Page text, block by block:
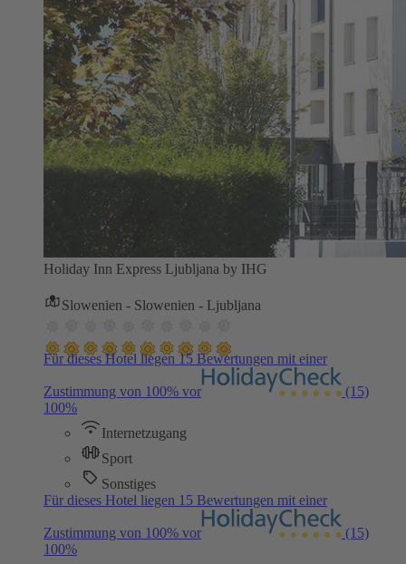
Holiday Inn Express Ljubljana by IHG
Slowenien - Slowenien - Ljubljana
Für dieses Hotel liegen 15 Bewertungen mit einer
Zustimmung von 100% vor
(15)
100%
Internetzugang
Sport
Sonstiges
Für dieses Hotel liegen 15 Bewertungen mit einer
Zustimmung von 100% vor
(15)
100%